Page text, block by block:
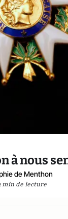
à nous
de Menthon
min de lecture